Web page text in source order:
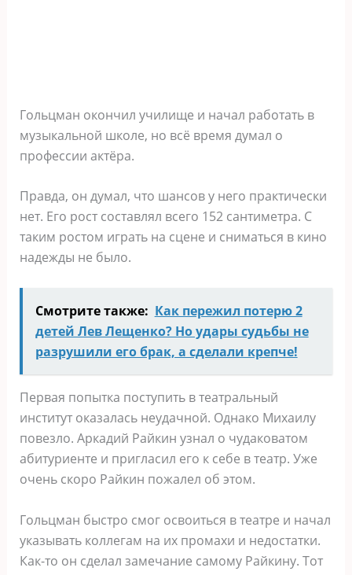
Гольцман окончил училище и начал работать в
музыкальной школе, но всё время думал о
профессии актёра.
Правда, он думал, что шансов у него практически
нет. Его рост составлял всего 152 сантиметра. С
таким ростом играть на сцене и сниматься в кино
надежды не было.
Смотрите также: Как пережил потерю 2
детей Лев Лещенко? Но удары судьбы не
разрушили его брак, а сделали крепче!
Первая попытка поступить в театральный
институт оказалась неудачной. Однако Михаилу
повезло. Аркадий Райкин узнал о чудаковатом
абитуриенте и пригласил его к себе в театр. Уже
очень скоро Райкин пожалел об этом.
Гольцман быстро смог освоиться в театре и начал
указывать коллегам на их промахи и недостатки.
Как-то он сделал замечание самому Райкину. Тот